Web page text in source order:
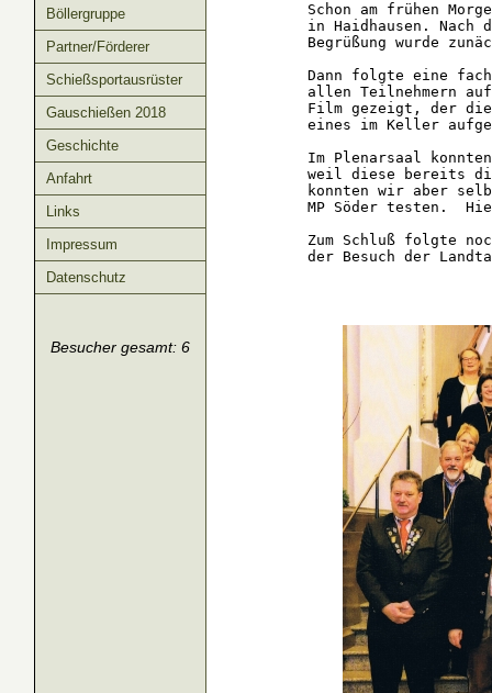
Böllergruppe
Partner/Förderer
Schießsportausrüster
Gauschießen 2018
Geschichte
Anfahrt
Links
Impressum
Datenschutz
Besucher gesamt: 6
Schon am frühen
in Haidhausen. Nach
Begrüßung wurde
Dann folgte eine
allen Teilnehmern
Film gezeigt, der die
eines im Keller
Im Plenarsaal
weil diese bereits
konnten wir aber
MP Söder testen.
Zum Schluß folgte
der Besuch der